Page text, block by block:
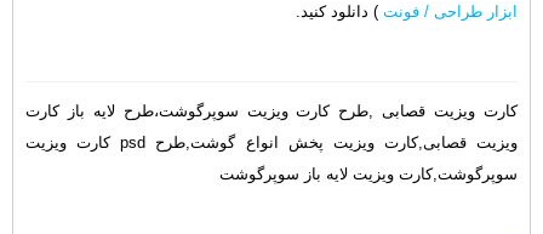
ابزار طراحی / فونت ) دانلود کنید.
کارت ویزیت قصابی ,طرح کارت ویزیت سوپرگوشت،طرح لایه باز کارت
ویزیت قصابی,کارت ویزیت پخش انواع گوشت,طرح psd کارت ویزیت
سوپرگوشت,کارت ویزیت لایه باز سوپرگوشت